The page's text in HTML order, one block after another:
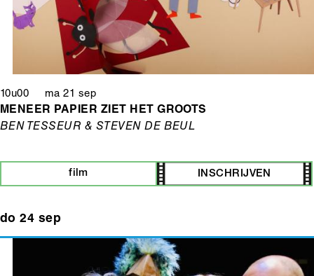
10u00 ma 21 sep
MENEER PAPIER ZIET HET GROOTS
BEN TESSEUR & STEVEN DE BEUL
film INSCHRIJVEN
do 24 sep